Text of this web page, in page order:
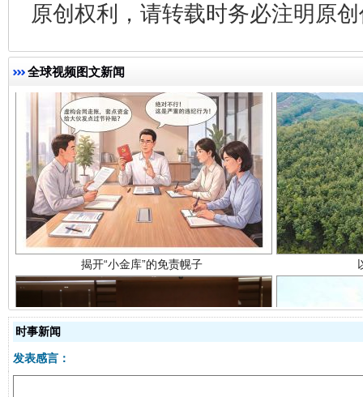
原创权利，请转载时务必注明原
全球视频图文新闻
揭开“小金库”的免责幌子
时事新闻
发表感言：